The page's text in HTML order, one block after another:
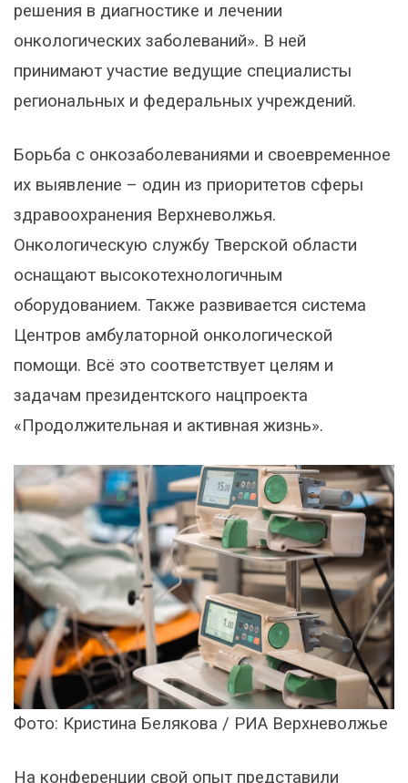
решения в диагностике и лечении
онкологических заболеваний». В ней
принимают участие ведущие специалисты
региональных и федеральных учреждений.
Борьба с онкозаболеваниями и своевременное
их выявление – один из приоритетов сферы
здравоохранения Верхневолжья.
Онкологическую службу Тверской области
оснащают высокотехнологичным
оборудованием. Также развивается система
Центров амбулаторной онкологической
помощи. Всё это соответствует целям и
задачам президентского нацпроекта
«Продолжительная и активная жизнь».
Фото: Кристина Белякова / РИА Верхневолжье
На конференции свой опыт представили